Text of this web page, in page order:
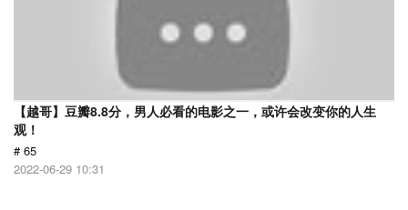
【越哥】豆瓣8.8分，男人必看的电影之一，或许会改变你的人生
观！
# 65
2022-06-29 10:31